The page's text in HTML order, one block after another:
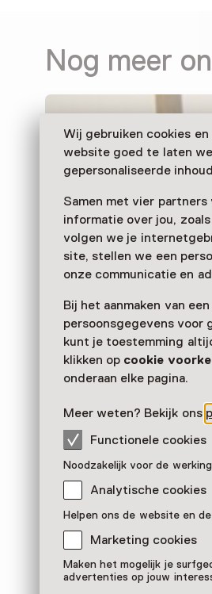
Wij gebruiken cookies
website goed te laten
gepersonaliseerde
Samen met vier
informatie over jou,
volgen we je
site, stellen we een
onze communicatie en
Bij het aanmaken van
persoonsgegevens voor
kunt je toestemming
klikken op cookie
onderaan elke pagina.
Meer weten? Bekijk ons
Functionele cookies
Noodzakelijk voor de
Analytische cookies
Helpen ons de website en
Marketing cookies
Maken het mogelijk je
advertenties op jouw
Nog meer
Friedrich
Pronkstuk
Nationaal